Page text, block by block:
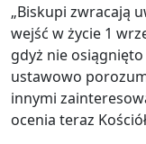
„Biskupi zwracają
wejść w życie 1
gdyż nie
ustawowo
innymi
ocenia teraz